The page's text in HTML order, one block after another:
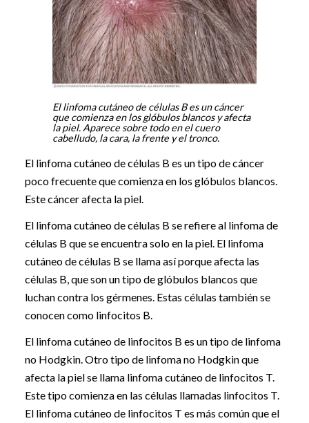
El linfoma cutáneo de células B es un cáncer
que comienza en los glóbulos blancos y afecta
la piel. Aparece sobre todo en el cuero
cabelludo, la cara, la frente y el tronco.
El linfoma cutáneo de células B es un tipo de cáncer
poco frecuente que comienza en los glóbulos blancos.
Este cáncer afecta la piel.
El linfoma cutáneo de células B se refiere al linfoma de
células B que se encuentra solo en la piel. El linfoma
cutáneo de células B se llama así porque afecta las
células B, que son un tipo de glóbulos blancos que
luchan contra los gérmenes. Estas células también se
conocen como linfocitos B.
El linfoma cutáneo de linfocitos B es un tipo de linfoma
no Hodgkin. Otro tipo de linfoma no Hodgkin que
afecta la piel se llama linfoma cutáneo de linfocitos T.
Este tipo comienza en las células llamadas linfocitos T.
El linfoma cutáneo de linfocitos T es más común que el